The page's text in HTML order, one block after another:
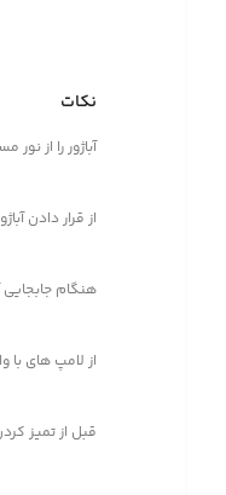
نکات
آباژور را از
از قرار دادن
هنگام جابجایی
از لامپ های با
قبل از تمیز